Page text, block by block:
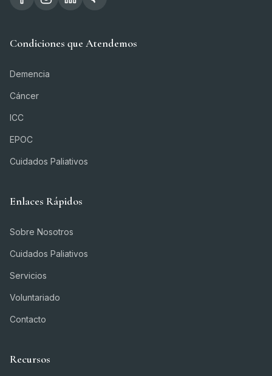
Condiciones que Atendemos
Demencia
Cáncer
ICC
EPOC
Cuidados Paliativos
Enlaces Rápidos
Sobre Nosotros
Cuidados Paliativos
Servicios
Voluntariado
Contacto
Recursos